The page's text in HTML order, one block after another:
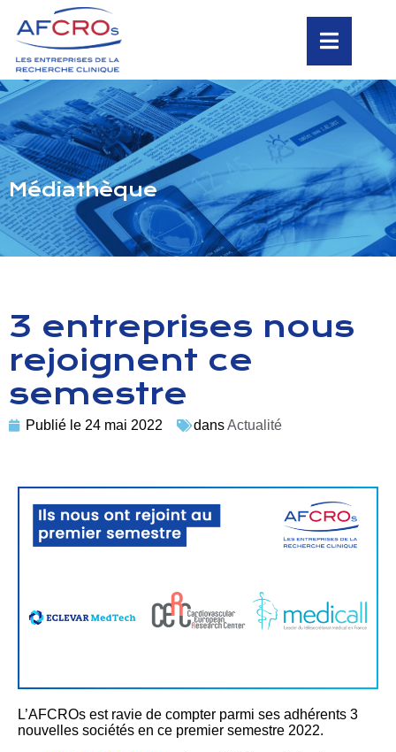
Médiathèque
3 entreprises nous
rejoignent ce
semestre
Publié le 24 mai 2022 dansActualité
L’AFCROs est ravie de compter parmi ses adhérents 3
nouvelles sociétés en ce premier semestre 2022.